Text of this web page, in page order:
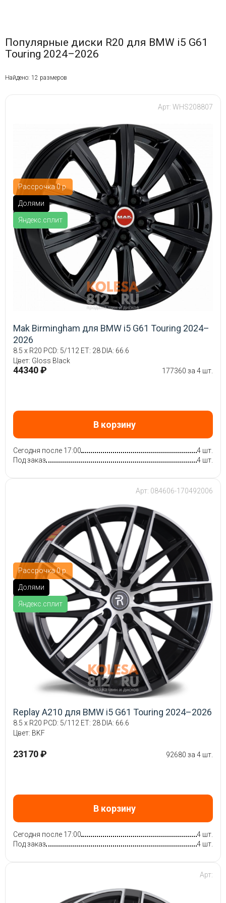
Популярные диски R20 для BMW i5 G61
Touring 2024–2026
Найдено: 12 размеров
Рассрочка 0 р.
Долями
Яндекс.сплит
Арт: WHS208807
Mak Birmingham для BMW i5 G61 Touring 2024–
2026
8.5 x R20 PCD: 5/112 ET: 28 DIA: 66.6
Цвет: Gloss Black
44340 ₽ 177360 за 4 шт.
В корзину
Сегодня после 17:00
4 шт.
Под заказ
4 шт.
Рассрочка 0 р.
Долями
Яндекс.сплит
Арт: 084606-170492006
Replay A210 для BMW i5 G61 Touring 2024–2026
8.5 x R20 PCD: 5/112 ET: 28 DIA: 66.6
Цвет: BKF
23170 ₽ 92680 за 4 шт.
В корзину
Сегодня после 17:00
4 шт.
Под заказ
4 шт.
Арт: